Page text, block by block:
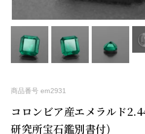
商品番号 em2931
コロンビア産エメラルド
研究所宝石鑑別書付)